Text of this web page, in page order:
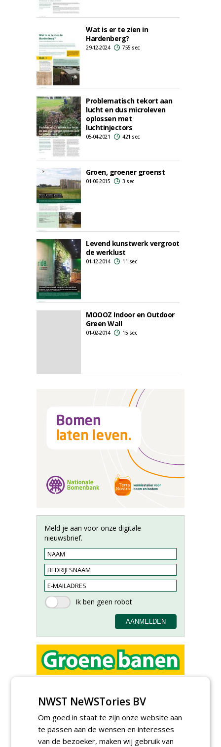
Wat is er te zien in
Hardenberg?
29-12-2024 755 sec
Problematisch tekort aan
lucht en dus microleven
oplossen met
luchtinjectors
05-04-2021 421 sec
Groen, groener groenst
01-06-2015 3 sec
Levend kunstwerk vergroot
de werklust
01-12-2014 11 sec
MOOOZ Indoor en Outdoor
Green Wall
01-02-2014 15 sec
Meld je aan voor onze digitale
nieuwsbrief.
30-07-2026, Schalkwijk
Boominspecteur bij
Boomtotaalzorg24-40 uur
NWST NeWSTories BV
Om goed in staat te zijn onze website aan
te passen aan de wensen en interesses
van de bezoeker, maken wij gebruik van